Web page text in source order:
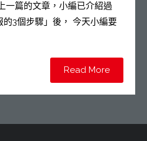
一篇的文章，小編已介紹過
的3個步驟」後， 今天小編要
Read More